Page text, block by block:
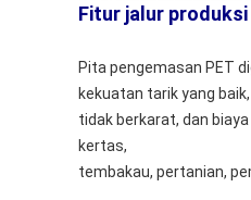
Fitur jalur
Pita pengemasan PET
kekuatan tarik yang
tidak berkarat, dan
kertas,
tembakau, pertanian,